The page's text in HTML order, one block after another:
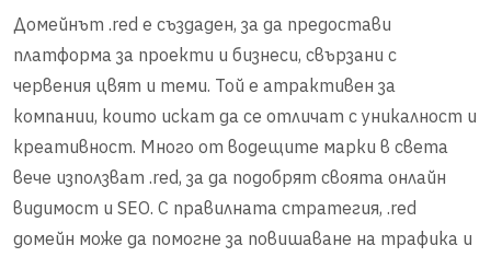
Домейнът .red е създаден, за да предостави
платформа за проекти и бизнеси, свързани с
червения цвят и теми. Той е атрактивен за
компании, които искат да се отличат с уникалност и
креативност. Много от водещите марки в света
вече използват .red, за да подобрят своята онлайн
видимост и SEO. С правилната стратегия, .red
домейн може да помогне за повишаване на трафика и